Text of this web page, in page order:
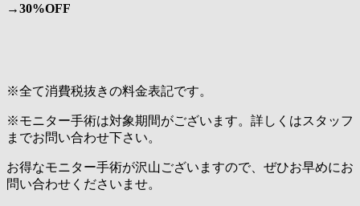
→30%OFF
※全て消費税抜きの料金表記です。
※モニター手術は対象期間がございます。詳しくはスタッフ
までお問い合わせ下さい。
お得なモニター手術が沢山ございますので、ぜひお早めにお
問い合わせくださいませ。